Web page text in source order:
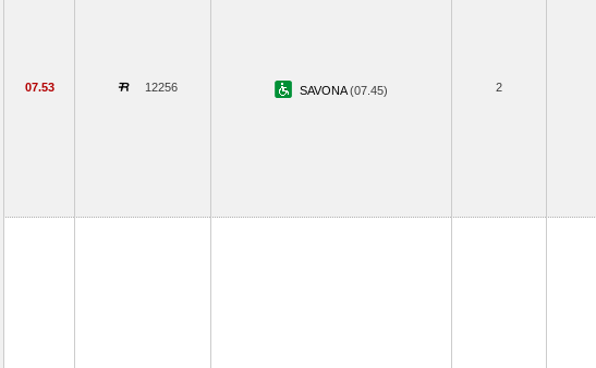
07.53 12256 SAVONA(07.45) 2